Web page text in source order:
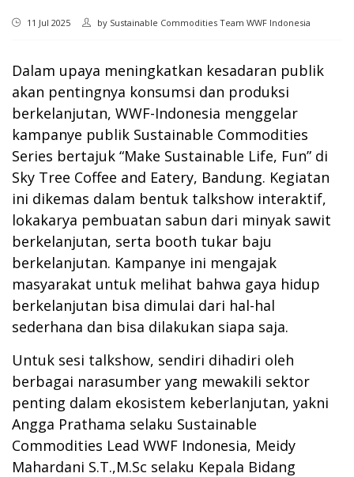
11 Jul 2025 by Sustainable Commodities Team WWF Indonesia
Dalam upaya meningkatkan kesadaran publik
akan pentingnya konsumsi dan produksi
berkelanjutan, WWF-Indonesia menggelar
kampanye publik Sustainable Commodities
Series bertajuk “Make Sustainable Life, Fun” di
Sky Tree Coffee and Eatery, Bandung. Kegiatan
ini dikemas dalam bentuk talkshow interaktif,
lokakarya pembuatan sabun dari minyak sawit
berkelanjutan, serta booth tukar baju
berkelanjutan. Kampanye ini mengajak
masyarakat untuk melihat bahwa gaya hidup
berkelanjutan bisa dimulai dari hal-hal
sederhana dan bisa dilakukan siapa saja.
Untuk sesi talkshow, sendiri dihadiri oleh
berbagai narasumber yang mewakili sektor
penting dalam ekosistem keberlanjutan, yakni
Angga Prathama selaku Sustainable
Commodities Lead WWF Indonesia, Meidy
Mahardani S.T.,M.Sc selaku Kepala Bidang